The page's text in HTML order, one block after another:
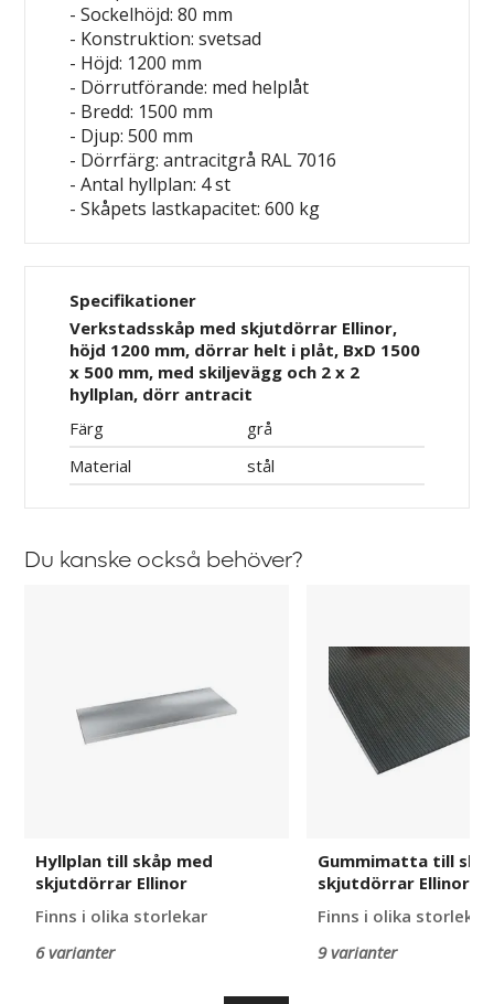
- Sockelhöjd: 80 mm
- Konstruktion: svetsad
- Höjd: 1200 mm
- Dörrutförande: med helplåt
- Bredd: 1500 mm
- Djup: 500 mm
- Dörrfärg: antracitgrå RAL 7016
- Antal hyllplan: 4 st
- Skåpets lastkapacitet: 600 kg
Specifikationer
Verkstadsskåp med skjutdörrar Ellinor,
höjd 1200 mm, dörrar helt i plåt, BxD 1500
x 500 mm, med skiljevägg och 2 x 2
hyllplan, dörr antracit
Färg
grå
Material
stål
Du kanske också behöver?
skjutdörrar
Ellinor
Hyllplan till skåp med
skjutdörrar Ellinor
Finns i olika storlekar
6 varianter
skåp
med
skjutdörrar
Ellinor
Gummimatta till
skjutdörrar Ellinor
Finns i olika storlekar
9 varianter